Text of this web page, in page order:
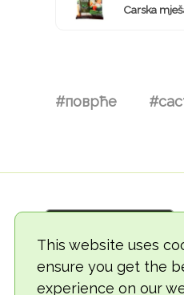
This website uses
ensure you get the
experience on our
Carska
#поврће
© 2018-2026 TheVegCat